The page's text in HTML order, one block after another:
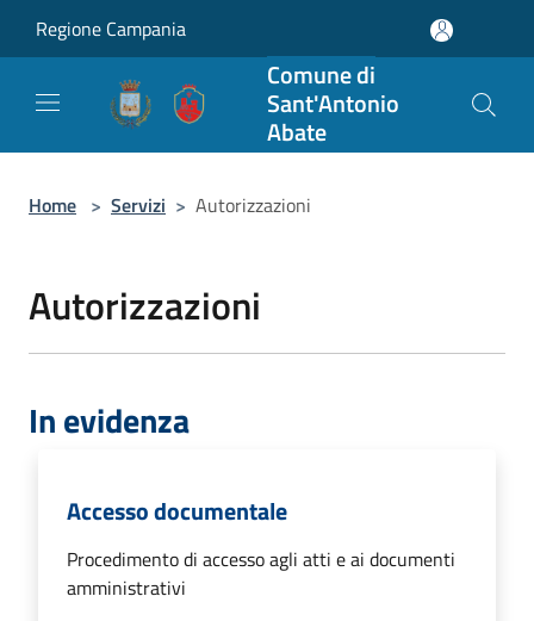
Regione Campania
Comune di
Sant'Antonio
Abate
Home > Servizi > Autorizzazioni
Autorizzazioni
In evidenza
Accesso documentale
Procedimento di accesso agli atti e ai documenti
amministrativi